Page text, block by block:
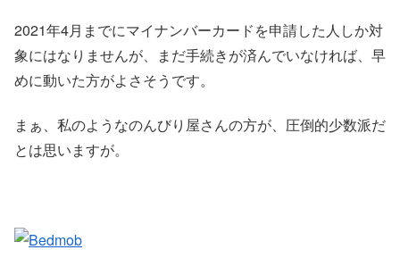
2021年4月までにマイナンバーカードを申請した人しか対
象にはなりませんが、まだ手続きが済んでいなければ、早
めに動いた方がよさそうです。
まぁ、私のようなのんびり屋さんの方が、圧倒的少数派だ
とは思いますが。